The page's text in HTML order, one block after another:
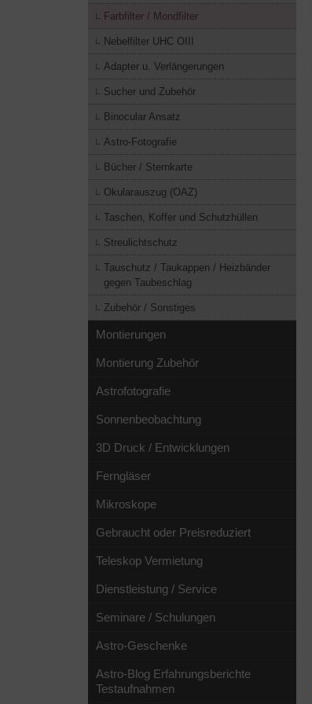
Farbfilter / Mondfilter
Nebelfilter UHC OIII
Adapter u. Verlängerungen
Sucher und Zubehör
Binocular Ansatz
Astro-Fotografie
Bücher / Sternkarte
Okularauszug (OAZ)
Taschen, Koffer und Schutzhüllen
Streulichtschutz
Tauschutz / Taukappen / Heizbänder
gegen Taubeschlag
Zubehör / Sonstiges
Montierungen
Montierung Zubehör
Astrofotografie
Sonnenbeobachtung
3D Druck / Entwicklungen
Ferngläser
Mikroskope
Gebraucht oder Preisreduziert
Teleskop Vermietung
Dienstleistung / Service
Seminare / Schulungen
Astro-Geschenke
Astro-Blog Erfahrungsberichte
Testaufnahmen